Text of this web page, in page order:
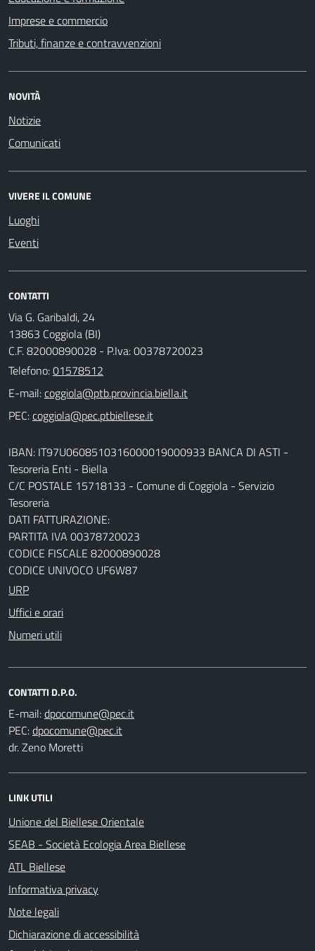
Imprese e commercio
Tributi, finanze e contravvenzioni
NOVITÀ
Notizie
Comunicati
VIVERE IL COMUNE
Luoghi
Eventi
CONTATTI
Via G. Garibaldi, 24
13863 Coggiola (BI)
C.F. 82000890028 - P.Iva: 00378720023
Telefono:01578512
E-mail:
PEC:
IBAN: IT97U0608510316000019000933 BANCA DI ASTI -
Tesoreria Enti - Biella
C/C POSTALE 15718133 - Comune di Coggiola - Servizio
Tesoreria
DATI FATTURAZIONE:
PARTITA IVA 00378720023
CODICE FISCALE 82000890028
CODICE UNIVOCO UF6W87
URP
Uffici e orari
Numeri utili
CONTATTI D.P.O.
E-mail:
PEC:
dr. Zeno Moretti
LINK UTILI
Unione del Biellese Orientale
SEAB - Società Ecologia Area Biellese
ATL Biellese
Informativa privacy
Note legali
Dichiarazione di accessibilità